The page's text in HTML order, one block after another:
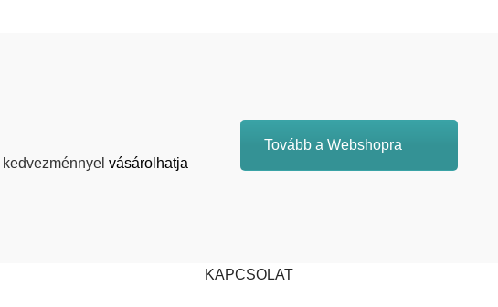
kedvezménnyel vásárolhatja
Tovább a Webshopra
KAPCSOLAT